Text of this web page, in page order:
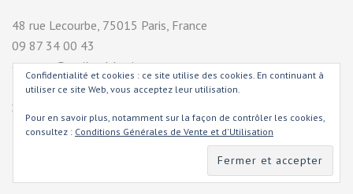
48 rue Lecourbe, 75015 Paris, France
09 87 34 00 43
contact@trailandthecity.com
Mardi - Vendredi : 11:00-14:00 / 15:30-19:30
Samedi : 10:00-19:00
Tous droits réservés Trail And The City 2020
Confidentialité et cookies : ce site utilise des cookies. En continuant à
utiliser ce site Web, vous acceptez leur utilisation.
Pour en savoir plus, notamment sur la façon de contrôler les cookies,
consultez : Conditions Générales de Vente et d'Utilisation